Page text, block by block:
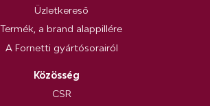
Üzletkereső
Termék, a brand alappillére
A Fornetti gyártósorairól
Közösség
CSR